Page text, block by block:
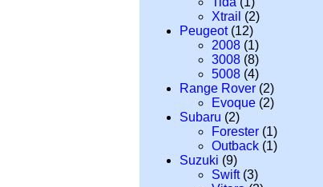
Xtrail (2)
Peugeot (12)
2008 (1)
3008 (8)
5008 (4)
Range Rover (2)
Evoque (2)
Subaru (2)
Forester (1)
Outback (1)
Suzuki (9)
Swift (3)